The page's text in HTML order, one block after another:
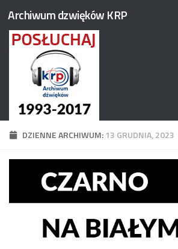
Przejdź do treści
Archiwum dzwięków KRP
DZIENNE ARCHIWUM:13 GRUDNIA, 2023